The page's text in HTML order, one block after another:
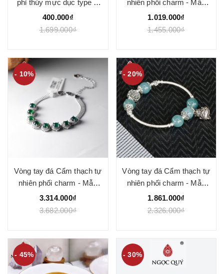
phỉ thúy mực dục type A
không thông đèn - Ngọc
Quý
400.000₫
1.699.000₫
nhiên phối charm - Mẫu
VC1265 - Ngọc Quý
1.019.000₫
1.455.000₫
- 10%
Vòng tay đá Cẩm thạch tự
nhiên phối charm - Mẫu
VC1285 - Ngọc Quý
3.314.000₫
3.682.000₫
- 20%
Vòng tay đá Cẩm thạch tự
nhiên phối charm - Mẫu
VC1259 - Ngọc Quý
1.861.000₫
2.326.000₫
- 45% - 30%